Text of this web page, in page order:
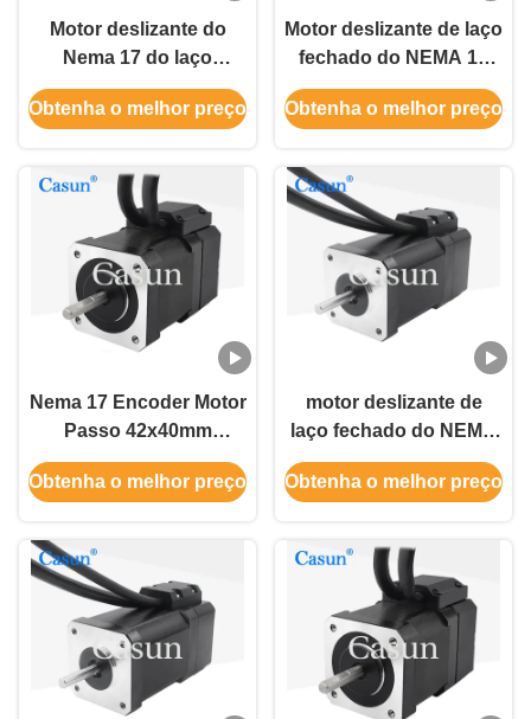
Motor deslizante do
Nema 17 do laço
fechado de Casun 1.5A
com codificador
Obtenha o melhor preço
Motor deslizante de laço
fechado do NEMA 17
com codificador
42x42x38mm 380m.N
Obtenha o melhor preço
Nema 17 Encoder Motor
Passo 42x40mm
500mN.M 200ppr Motor
Passo Para Impressora
Obtenha o melhor preço
motor deslizante de
laço fechado do NEMA
17 de 42x42x60mm com
CE ROSH do
Obtenha o melhor preço